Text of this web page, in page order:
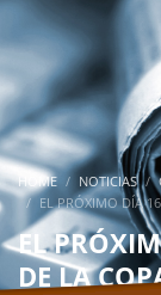
HOME NOTICIAS
EL PRÓXIMO DÍA
EL
DE LA